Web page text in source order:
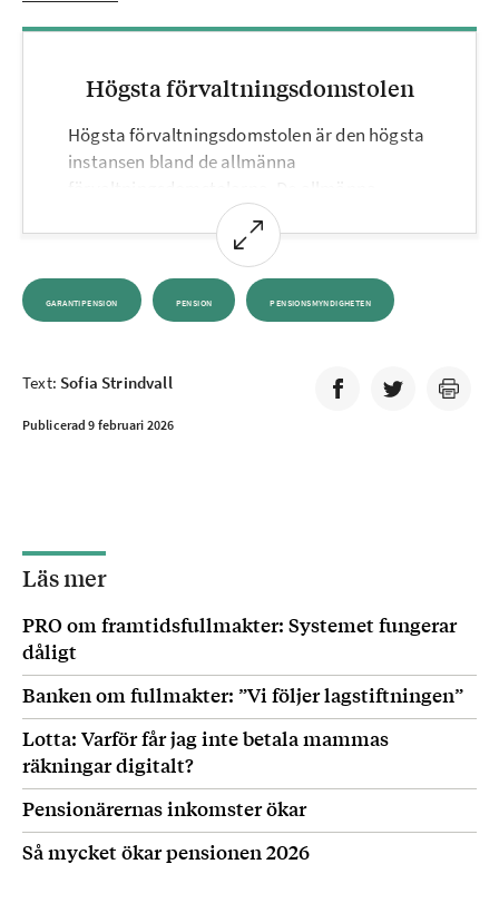
Högsta förvaltningsdomstolen
Högsta förvaltningsdomstolen är den högsta
instansen bland de allmänna
förvaltningsdomstolarna. De allmänna
domstolarna prövar fall mellan
privatpersoner och myndigheter.
Ordningen är:
Kammarrätt
GARANTIPENSION PENSION PENSIONSMYNDIGHETEN
Text: Sofia Strindvall
Publicerad 9 februari 2026
Läs mer
PRO om framtidsfullmakter: Systemet fungerar
dåligt
Banken om fullmakter: ”Vi följer lagstiftningen”
Lotta: Varför får jag inte betala mammas
räkningar digitalt?
Pensionärernas inkomster ökar
Så mycket ökar pensionen 2026